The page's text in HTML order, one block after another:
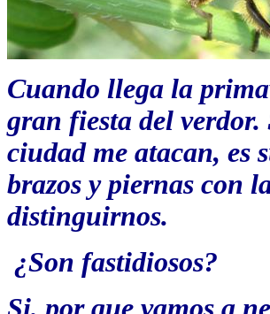
Cuando llega la
gran fiesta del
ciudad me atacan, es
brazos y piernas con
distinguirnos.
¿Son fastidiosos?